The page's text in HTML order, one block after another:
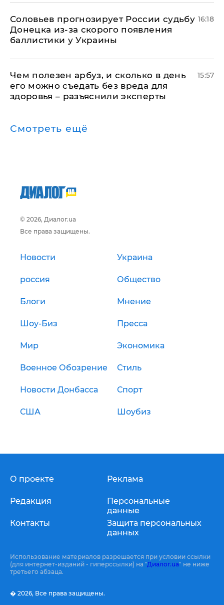
Соловьев прогнозирует России судьбу
Донецка из-за скорого появления
баллистики у Украины
16:18
Чем полезен арбуз, и сколько в день
его можно съедать без вреда для
здоровья – разъяснили эксперты
15:57
Смотреть ещё
© 2026, Диалог.ua
Все права защищены.
Новости Украина
россия Общество
Блоги Мнение
Шоу-Биз Пресса
Мир Экономика
Военное Обозрение Стиль
Новости Донбасса Спорт
США Шоубиз
О проекте
Редакция
Контакты
Реклама
Персональные
данные
Защита персональных
данных
Использование материалов разрешается при условии ссылки
(для интернет-изданий - гиперссылки) на "Диалог.ua" не ниже
третьего абзаца.
� 2026, Все права защищены.